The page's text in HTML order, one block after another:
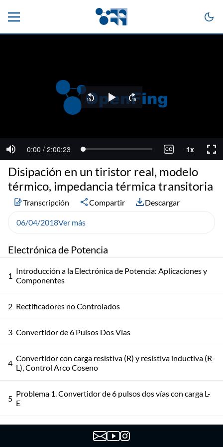
Electrónica de Potencia
1 Introducción a la Electrónica de Potencia: Aplicaciones y
Componentes
2 Rectificadores no Controlados
3 Convertidor de 6 Pulsos Dos Vías
4 Convertidor con carga resistiva (R) y resistiva inductiva (R-
L), Control Arco Coseno
5 Problema 1. Convertidor de 6 pulsos dos vías con carga L-
E
Práctico conmutados por la red. Problemas 2 y 3.
Disipación en un tiristor real, modelo
térmico, impedancia térmica transitoria
Transcripción Compartir Descargar
06/04/2018Ver más